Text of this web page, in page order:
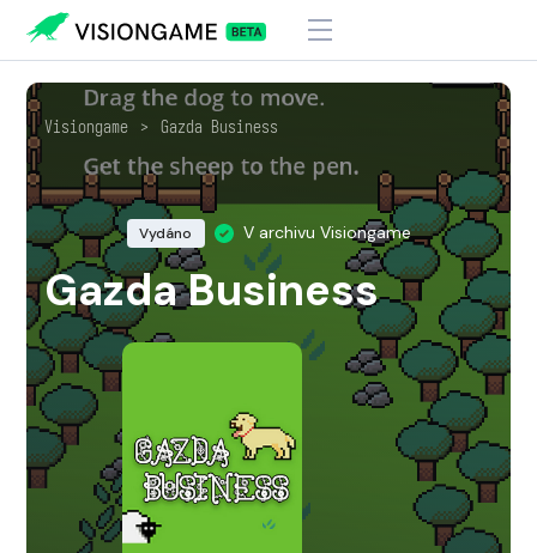
Visiongame > Gazda Business
Vydáno V archivu Visiongame
Gazda Business